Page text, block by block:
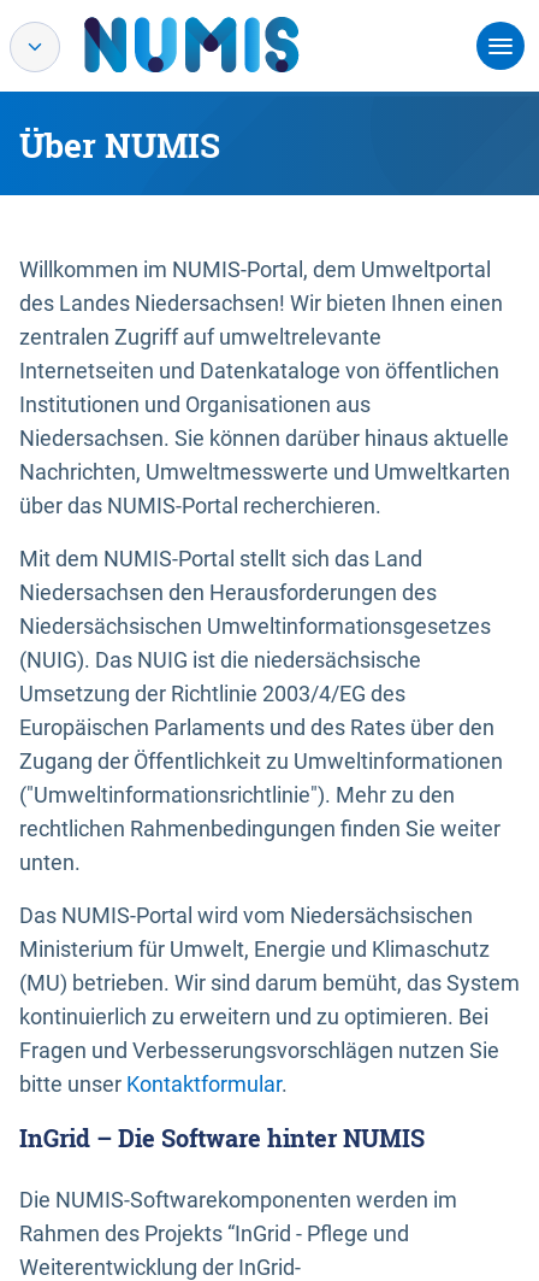
Über NUMIS
Willkommen im NUMIS-Portal, dem Umweltportal
des Landes Niedersachsen! Wir bieten Ihnen einen
zentralen Zugriff auf umweltrelevante
Internetseiten und Datenkataloge von öffentlichen
Institutionen und Organisationen aus
Niedersachsen. Sie können darüber hinaus aktuelle
Nachrichten, Umweltmesswerte und Umweltkarten
über das NUMIS-Portal recherchieren.
Mit dem NUMIS-Portal stellt sich das Land
Niedersachsen den Herausforderungen des
Niedersächsischen Umweltinformationsgesetzes
(NUIG). Das NUIG ist die niedersächsische
Umsetzung der Richtlinie 2003/4/EG des
Europäischen Parlaments und des Rates über den
Zugang der Öffentlichkeit zu Umweltinformationen
("Umweltinformationsrichtlinie"). Mehr zu den
rechtlichen Rahmenbedingungen finden Sie weiter
unten.
Das NUMIS-Portal wird vom Niedersächsischen
Ministerium für Umwelt, Energie und Klimaschutz
(MU) betrieben. Wir sind darum bemüht, das System
kontinuierlich zu erweitern und zu optimieren. Bei
Fragen und Verbesserungsvorschlägen nutzen Sie
bitte unser Kontaktformular.
InGrid – Die Software hinter NUMIS
Die NUMIS-Softwarekomponenten werden im
Rahmen des Projekts “InGrid - Pflege und
Weiterentwicklung der InGrid-